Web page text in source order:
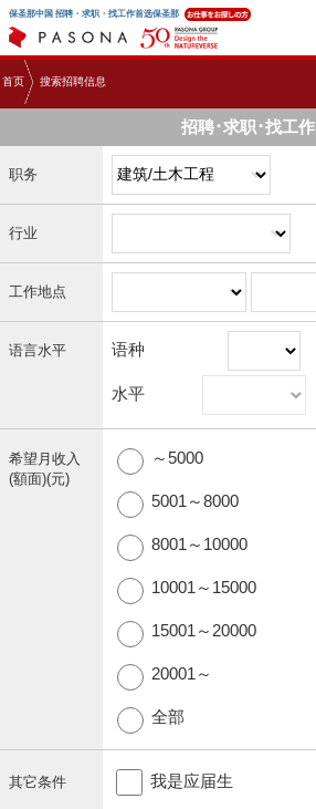
保圣那中国 招聘・求职・找工作首选保圣那
首页 搜索招聘信息
招聘･求职･找工作
职务
行业
工作地点
语言水平 语种
水平
希望月收入
(額面)(元)
～5000
5001～8000
8001～10000
10001～15000
15001～20000
20001～
全部
其它条件 我是应届生